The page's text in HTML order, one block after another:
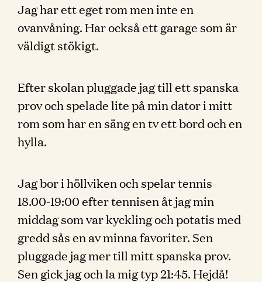
Jag har ett eget rom men inte en
ovanvåning. Har också ett garage som är
väldigt stökigt.
Efter skolan pluggade jag till ett spanska
prov och spelade lite på min dator i mitt
rom som har en säng en tv ett bord och en
hylla.
Jag bor i höllviken och spelar tennis
18.00-19:00 efter tennisen åt jag min
middag som var kyckling och potatis med
gredd sås en av minna favoriter. Sen
pluggade jag mer till mitt spanska prov.
Sen gick jag och la mig typ 21:45. Hejdå!